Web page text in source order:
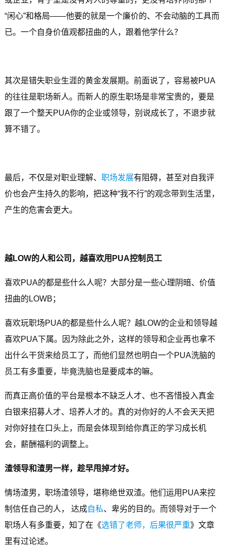
“闲心”和格局——他要的就是一个廉价的、不会动脑的工具而
已。一个自身价值观都扭曲的人，跟着他学什么？
其次是错失职业生涯的黄金发展期。前面说了，容易被PUA
的往往是职场新人。而新人的原生职场是非常宝贵的，要是
跟了一个整天PUA你的企业或领导，别说成长了，不退步就
算不错了。
最后，不仅是对职业理解、 职场发展有阻碍，甚至对自我评
价也会产生持久的影响，把这种“我不行”的观念带到生活里，
产生的危害会更大。
越LOW的人和公司，越喜欢用PUA控制员工
喜欢PUA的都是些什么人呢？大部分是一些心理阴暗、价值
扭曲的LOWB；
喜欢玩职场PUA的都是些什么人呢？越LOW的企业和领导越
喜欢PUA下属。因为除此之外，这样的领导和企业再也拿不
出什么干货来给员工了，而他们显然也明白一个PUA洗脑的
员工有多重要，毕竟洗脑也是要成本的嘛。
而真正高价值的平台是根本不缺乏人才、也不吝惜投入真金
白银来招募人才、培养人才的。真的对你好的人不会天天把
对你好挂在口头上，而是会体现到给你真正的学习成长机
会，薪酬福利的调整上。
渣领导和渣男一样，趁早甩掉才好。
情场渣男，职场渣领导，堪称绝世双渣。他们运用PUA来控
制信任自己的人， 达成自私、卑劣的目的。而领导对于一个
职场人有多重要，知了在《选错了老师，后果很严重》文章
里有过论述。